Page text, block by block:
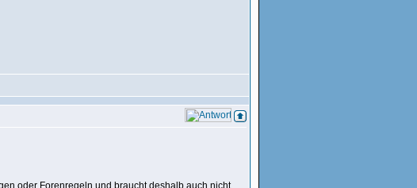
oder Forenregeln und braucht deshalb auch nicht